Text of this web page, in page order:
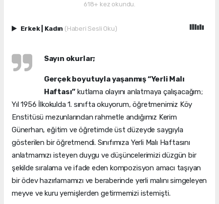
618+ kez okundu.
Erkek Kadın (Haberi Sesli Oku)
Sayın okurlar;
Gerçek boyutuyla yaşanmış “Yerli Malı
Haftası” kutlama olayını anlatmaya çalışacağım;
Yıl 1956 İlkokulda 1. sınıfta okuyorum, öğretmenimiz Köy
Enstitüsü mezunlarından rahmetle andığımız Kerim
Günerhan, eğitim ve öğretimde üst düzeyde saygıyla
gösterilen bir öğretmendi. Sınıfımıza Yerli Malı Haftasını
anlatmamızı isteyen duygu ve düşüncelerimizi düzgün bir
şekilde sıralama ve ifade eden kompozisyon amacı taşıyan
bir ödev hazırlamamızı ve beraberinde yerli malını simgeleyen
meyve ve kuru yemişlerden getirmemizi istemişti.